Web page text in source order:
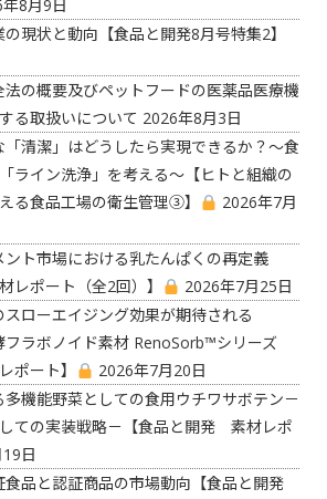
8月9日
現状と動向【食品と開発8月号特集2】
法の概要及びペットフードの医薬品医療機
る取扱いについて 2026年8月3日
清潔」はどうしたら実現できるか？〜食
ライン洗浄」を考える〜【ヒトと組織の
る食品工場の衛生管理③】
2026年7月
ント市場における乳たんぱくの再定義
レポート（全2回）】
2026年7月25日
ローエイジング効果が期待される
ラボノイド素材 RenoSorb™シリーズ
ポート】
2026年7月20日
機能野菜としての食用ウチワサボテン－
ての実装戦略－【食品と開発 素材レポ
日
食品と認証商品の市場動向【食品と開発